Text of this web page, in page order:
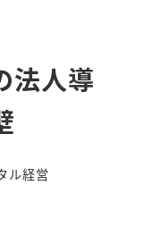
法人導
ル経営